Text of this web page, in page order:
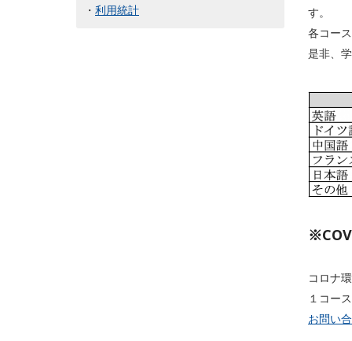
・ 利用統計
す。
各コー
是非、
コロナ
１コー
お問い